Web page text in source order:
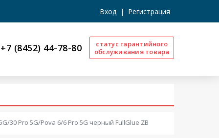
Вход | Регистрация
+7 (8452) 44-78-80
статус гарантийного
обслуживания товара
30 Pro 5G/Pova 6/6 Pro 5G черный FullGlue ZB